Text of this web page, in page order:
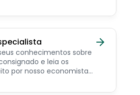
conhecimentos sobre
e leia os
por nosso economista